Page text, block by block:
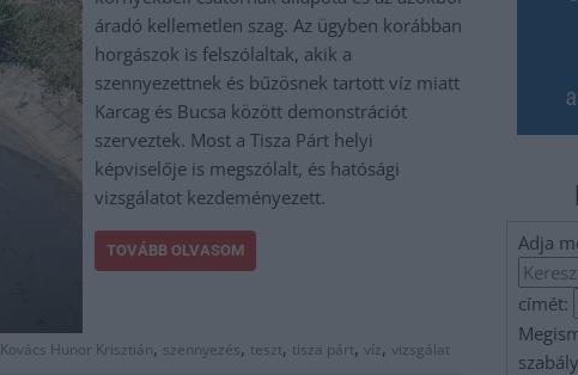
áradó kellemetlen szag. Az ügyben korábban
horgászok is felszólaltak, akik a
szennyezettnek és bűzösnek tartott víz miatt
Karcag és Bucsa között demonstrációt
szerveztek. Most a Tisza Párt helyi
képviselője is megszólalt, és hatósági
vizsgálatot kezdeményezett.
TOVÁBB OLVASOM
Kovács Hunor Krisztián, szennyezés, teszt, tisza párt, víz, vizsgálat
Adja
címét: